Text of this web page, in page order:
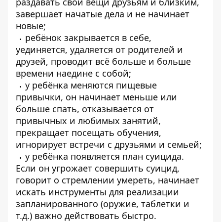
завершает начатые дела и не начинает
новые;
ребёнок закрывается в себе,
уединяется, удаляется от родителей и
друзей, проводит всё больше и больше
времени наедине с собой;
у ребёнка меняются пищевые
привычки, он начинает меньше или
больше спать, отказывается от
привычных и любимых занятий,
прекращает посещать обучения,
игнорирует встречи с друзьями и семьей;
у ребёнка появляется план суицида.
Если он угрожает совершить суицид,
говорит о стремлении умереть, начинает
искать инструменты для реализации
запланированного (оружие, таблетки и
т.д.) важно действовать быстро.